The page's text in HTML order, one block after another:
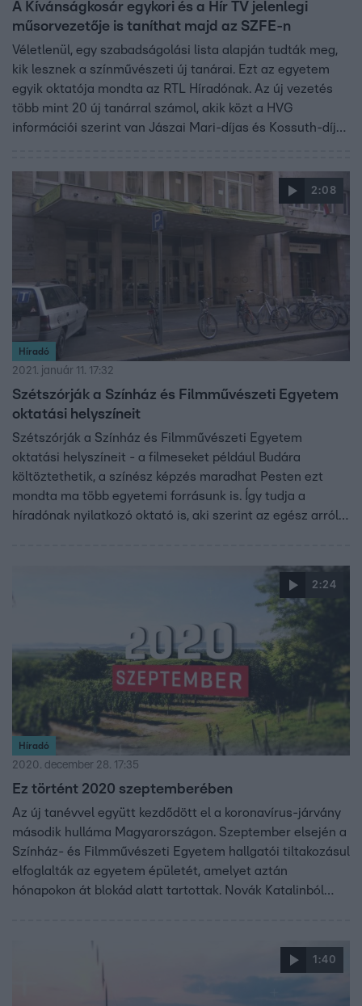
A Kívánságkosár egykori és a Hír TV jelenlegi
műsorvezetője is taníthat majd az SZFE-n
Véletlenül, egy szabadságolási lista alapján tudták meg,
kik lesznek a színművészeti új tanárai. Ezt az egyetem
egyik oktatója mondta az RTL Híradónak. Az új vezetés
több mint 20 új tanárral számol, akik közt a HVG
információi szerint van Jászai Mari-díjas és Kossuth-díjas
hogy nem tudják, kik lesznek a tanáraik.
2:08
Híradó
2021. január 11. 17:32
Szétszórják a Színház és Filmművészeti Egyetem
oktatási helyszíneit
Szétszórják a Színház és Filmművészeti Egyetem
oktatási helyszíneit - a filmeseket például Budára
költöztethetik, a színész képzés maradhat Pesten ezt
mondta ma több egyetemi forrásunk is. Így tudja a
híradónak nyilatkozó oktató is, aki szerint az egész arról
újításokat ígér, de hogy miket, azt egyelőre nem árulták el.
2:24
Híradó
2020. december 28. 17:35
Ez történt 2020 szeptemberében
Az új tanévvel együtt kezdődött el a koronavírus-járvány
második hulláma Magyarországon. Szeptember elsején a
Színház- és Filmművészeti Egyetem hallgatói tiltakozásul
elfoglalták az egyetem épületét, amelyet aztán
hónapokon át blokád alatt tartottak. Novák Katalinból
1:40